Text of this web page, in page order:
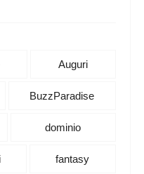
Auguri
BuzzParadise
dominio
fantasy